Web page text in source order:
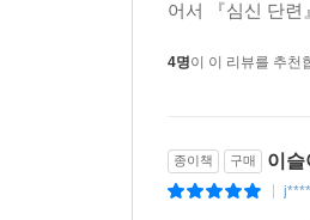
어서 『심신 단
4명이 이 리뷰를 추천
종이책 구매 이슬